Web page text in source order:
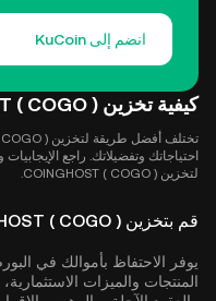
انضم إلى KuCoin
كيفية تخزين COINGHOST ( COGO )
احتياجاتك وتفضيلاتك. راجع
لتخزين COINGHOST ( COGO ).
قم بتخزين COINGHOST ( COGO ) على البورصة
يوفر الاحتفاظ بأموالك في
المنتجات والميزات